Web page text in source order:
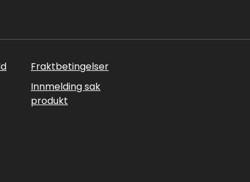
Fraktbetingelser
Innmelding sak
produkt